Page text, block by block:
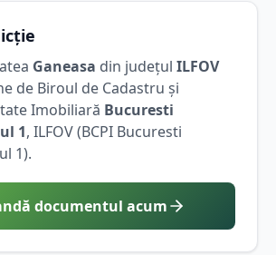
Ganeasa din județul ILFOV
de Biroul de Cadastru și
Imobiliară Bucuresti
1, ILFOV(BCPI Bucuresti
1).
documentul acum